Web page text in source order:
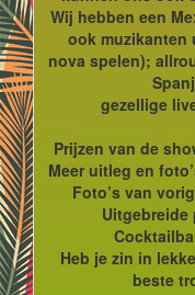
Wij hebben een
ook muzikanten
nova spelen);
gezellige
Prijzen van de
Meer uitleg en
Foto’s van
Heb je zin in
beste